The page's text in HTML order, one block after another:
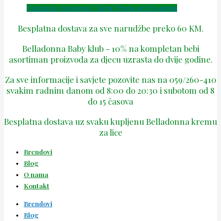
Facebook Instagram Tiktok Phone-alt Envelope
Besplatna dostava za sve narudžbe preko 60 KM.
Belladonna Baby klub - 10% na kompletan bebi
asortiman proizvoda za djecu uzrasta do dvije godine.
Za sve informacije i savjete pozovite nas na 059/260-410
svakim radnim danom od 8:00 do 20:30 i subotom od 8
do 15 časova
Besplatna dostava uz svaku kupljenu Belladonna kremu
za lice
Brendovi
Blog
O nama
Kontakt
Brendovi
Blog